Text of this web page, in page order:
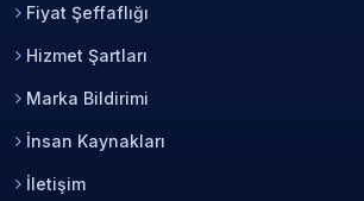
Fiyat Şeffaflığı
Hizmet Şartları
Marka Bildirimi
İnsan Kaynakları
İletişim